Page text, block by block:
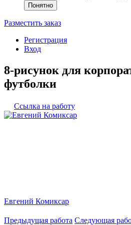
Понятно
Разместить заказ
Регистрация
Вход
8-рисунок для
футболки
Ссылка на работу
Евгений Комиксар
Предыдущая работа Следующая